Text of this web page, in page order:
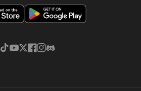
TikTokYouTube
Gazouillement
Facebook
Instagram
Discorde